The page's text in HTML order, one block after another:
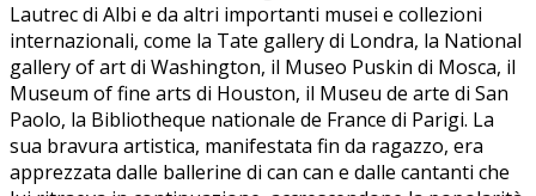
Lautrec di Albi e da altri importanti musei e collezioni
internazionali, come la Tate gallery di Londra, la National
gallery of art di Washington, il Museo Puskin di Mosca, il
Museum of fine arts di Houston, il Museu de arte di San
Paolo, la Bibliotheque nationale de France di Parigi. La
sua bravura artistica, manifestata fin da ragazzo, era
apprezzata dalle ballerine di can can e dalle cantanti che